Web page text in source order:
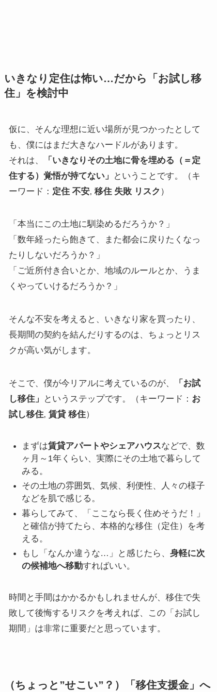
いきなり定住は怖い…だから「お試し移
住」を検討中
仮に、そんな理想に近い場所が見つかったとして
も、僕にはまだ大きなハードルがあります。
それは、
「いきなりその土地に骨を埋める（＝定
住する）覚悟が持てない」
ということです。（キ
ーワード： 定住 不安, 移住 失敗 リスク ）
「本当にこの土地に馴染めるだろうか？」
「数年経ったら飽きて、また都会に戻りたくなっ
たりしないだろうか？」
「ご近所付き合いとか、地域のルールとか、うま
くやっていけるだろうか？」
そんな不安を考えると、いきなり家を買ったり、
長期間の契約を結んだりするのは、ちょっとリス
クが高い気がします。
そこで、僕が今リアルに考えているのが、
「お試
し移住」
というステップです。（キーワード： お
試し移住, 賃貸 移住）
まずは賃貸アパートやシェアハウスなどで、数
ヶ月～1年くらい、実際にその土地で暮らして
みる。
その土地の雰囲気、気候、利便性、人々の様子
などを肌で感じる。
暮らしてみて、「ここなら長く住めそうだ！」
と確信が持てたら、本格的な移住（定住）を考
える。
もし「なんか違うな…」と感じたら、 身軽に次
の候補地へ移動すればいい。
時間と手間はかかるかもしれませんが、移住で失
敗して後悔するリスクを考えれば、この「お試し
期間」は非常に重要だと思っています。
（ちょっと”せこい”？）「移住支援金」へ